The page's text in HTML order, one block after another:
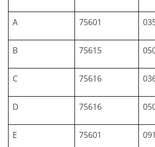
A 75601
B 75615
C 75616
D 75616
E 75601